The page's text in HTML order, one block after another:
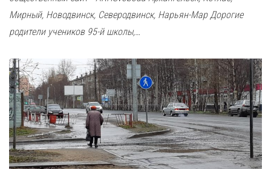
Мирный, Новодвинск, Северодвинск, Нарьян-Мар Дорогие
родители учеников 95-й школы,…